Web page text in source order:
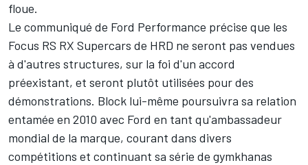
floue.
Le communiqué de Ford Performance précise que les
Focus RS RX Supercars de HRD ne seront pas vendues
à d'autres structures, sur la foi d'un accord
préexistant, et seront plutôt utilisées pour des
démonstrations. Block lui-même poursuivra sa relation
entamée en 2010 avec Ford en tant qu'ambassadeur
mondial de la marque, courant dans divers
compétitions et continuant sa série de gymkhanas